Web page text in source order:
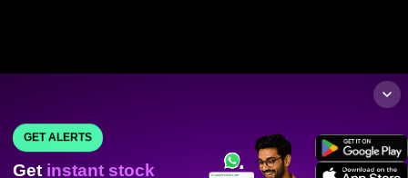
GET ALERTS
Get instant stock